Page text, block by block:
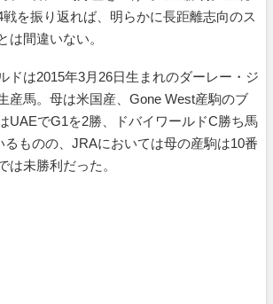
を振り返れば、明らかに長距離志向のス
は間違いない。
ドは2015年3月26日生まれのダーレー・ジ
産馬。母は米国産、Gone West産駒のブ
UAEでG1を2勝、ドバイワールドC勝ち馬
るものの、JRAにおいては母の産駒は10番
は未勝利だった。